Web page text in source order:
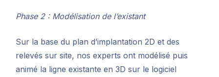
Phase 2 : Modélisation de l’existant
Sur la base du plan d’implantation 2D et des
relevés sur site, nos experts ont modélisé puis
animé la ligne existante en 3D sur le logiciel